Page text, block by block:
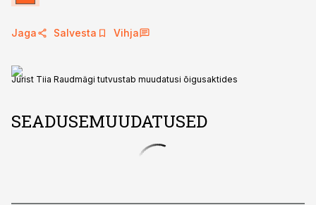
Jaga Salvesta Vihja
Jurist Tiia Raudmägi tutvustab muudatusi õigusaktides
SEADUSEMUUDATUSED